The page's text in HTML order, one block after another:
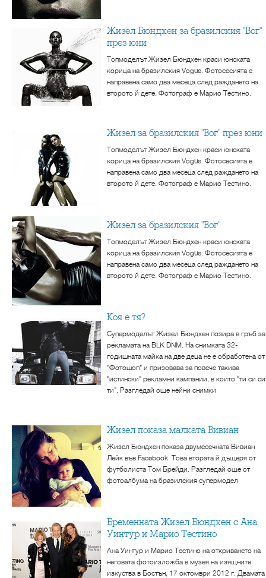
Жизел Бюндхен за бразилския "Вог"
през юни
Топмоделът Жизел Бюндхен краси юнската
корица на бразилския Vogue. Фотосесията е
направена само два месеца след раждането на
второто й дете. Фотограф е Марио Тестино.
Жизел за бразилския "Вог" през юни
Топмоделът Жизел Бюндхен краси юнската
корица на бразилския Vogue. Фотосесията е
направена само два месеца след раждането на
второто й дете. Фотограф е Марио Тестино.
Жизел за бразилския "Вог"
Топмоделът Жизел Бюндхен краси юнската
корица на бразилския Vogue. Фотосесията е
направена само два месеца след раждането на
второто й дете. Фотограф е Марио Тестино.
Коя е тя?
Супермоделът Жизел Бюндхен позира в гръб за
рекламата на BLK DNM. На снимката 32-
годишната майка на две деца не е обработена от
"Фотошоп" и призовава за повече такива
"истински" рекламни кампании, в които "ти си си
ти". Разгледай още нейни снимки
Жизел показа малката Вивиан
Жизел Бюндхен показа двумесечната Вивиан
Лейк във Facebook. Това втората й дъщеря от
футболиста Том Брейди. Разгледай още от
фотоалбума на бразилския супермодел
Бременната Жизел Бюндхен с Ана
Уинтур и Марио Тестино
Ана Уинтур и Марио Тестино на откриването на
неговата фотоизложба в музея на изящните
изкуства в Бостън, 17 октомври 2012 г. Двамата